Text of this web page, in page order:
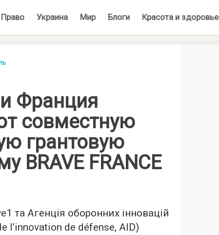
Право Украина Мир Блоги Красота и здоровье
Франция
совместную
грантовую
BRAVE FRANCE
та Агенція оборонних інновацій
l’innovation de défense, AID)